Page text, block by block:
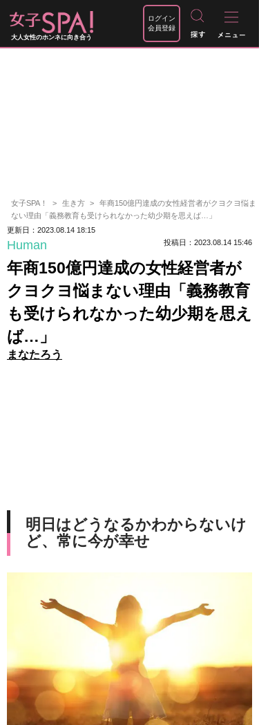
大人女性のホンネに向き合う
ログイン
会員登録
女子SPA！ 生き方
年商150億円達成の女性経営者がクヨクヨ悩ま
ない理由「義務教育も受けられなかった幼少期を思えば…」
更新日：2023.08.14 18:15
Human 投稿日：2023.08.14 15:46
年商150億円達成の女性経営者が
クヨクヨ悩まない理由「義務教育
も受けられなかった幼少期を思え
ば…」
まなたろう
明日はどうなるかわからないけ
ど、常に今が幸せ